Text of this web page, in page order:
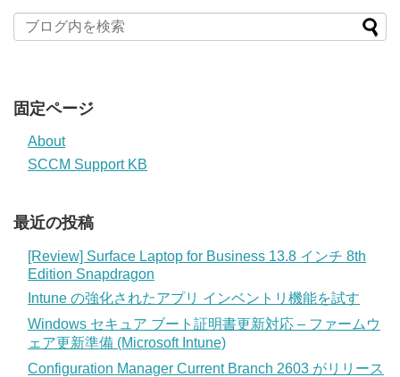
固定ページ
About
SCCM Support KB
最近の投稿
[Review] Surface Laptop for Business 13.8 インチ 8th
Edition Snapdragon
Intune の強化されたアプリ インベントリ機能を試す
Windows セキュア ブート証明書更新対応 – ファームウ
ェア更新準備 (Microsoft Intune)
Configuration Manager Current Branch 2603 がリリース